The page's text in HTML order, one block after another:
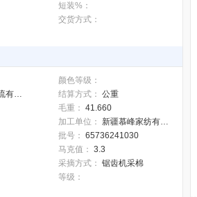
短装%：
交货方式：
颜色等级：
新疆汇锦物流有限公司 结算方式： 公重
毛重： 41.660
加工单位：
新疆慕峰家纺有限公司
批号： 65736241030
马克值： 3.3
采摘方式： 锯齿机采棉
等级：